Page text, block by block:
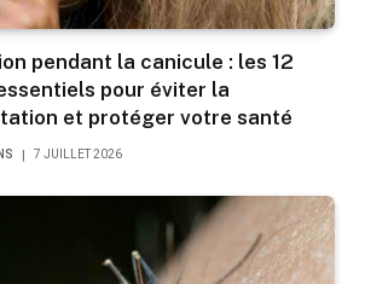
pendant la canicule : les 12
pour éviter la
et protéger votre santé
7 JUILLET 2026